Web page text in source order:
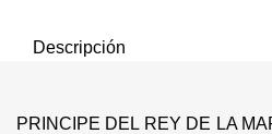
Descripción
PRINCIPE DEL REY DE LA